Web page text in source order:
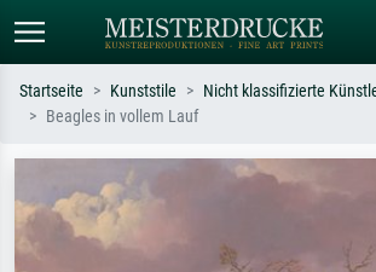
Suchen Sie nach Künstlern, Werktiteln
oder Stilen – z.B. Monet,
Sternennacht, Impressionismus, Welle
Hokusai, Akt.
Beschreiben
Ölgemälde,
Startseite Kunststile Nicht klassifizierte
Beagles in vollem Lauf